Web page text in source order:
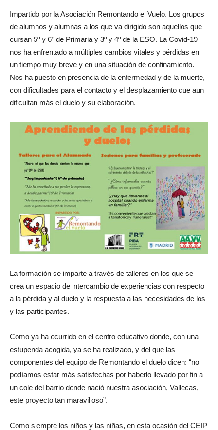
Impartido por la Asociación Remontando el Vuelo. Los grupos
de alumnos y alumnas a los que va dirigido son aquellos que
cursan 5º y 6º de Primaria y 3º y 4º de la ESO. La Covid-19
nos ha enfrentado a múltiples cambios vitales y pérdidas en
un tiempo muy breve y en una situación de confinamiento.
Nos ha puesto en presencia de la enfermedad y de la muerte,
con dificultades para el contacto y el desplazamiento que aun
dificultan más el duelo y su elaboración.
La formación se imparte a través de talleres en los que se
crea un espacio de intercambio de experiencias con respecto
a la pérdida y al duelo y la respuesta a las necesidades de los
y las participantes.
Como ya ha ocurrido en el centro educativo donde, con una
estupenda acogida, ya se ha realizado, y del que las
componentes del equipo de Remontando el duelo dicen: “no
podíamos estar más satisfechas por haberlo llevado por fin a
un cole del barrio donde nació nuestra asociación, Vallecas,
este proyecto tan maravilloso”.
Como siempre los niños y las niñas, en esta ocasión del CEIP